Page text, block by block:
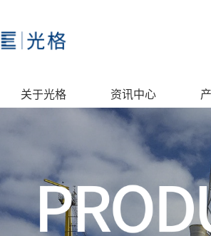
关于光格 资讯中心